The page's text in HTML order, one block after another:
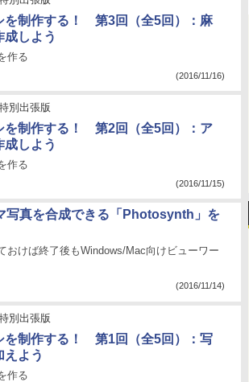
を制作する！ 第3回（全5回）：麻
しよう
作る
(2016/11/16)
別出張版
を制作する！ 第2回（全5回）：ア
成しよう
作る
(2016/11/15)
写真を合成できる「Photosynth」を
おけば終了後もWindows/Mac向けビューワー
(2016/11/14)
別出張版
を制作する！ 第1回（全5回）：写
えよう
作る